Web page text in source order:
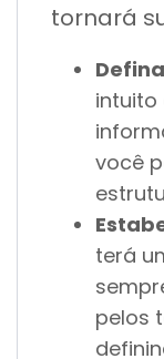
tornará
intuito
você
terá
pelos